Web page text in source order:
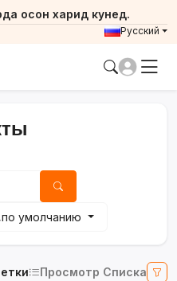
осон харид кунед.
Русский
по умолчанию
Просмотр Списка